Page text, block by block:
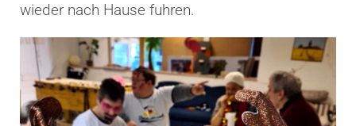
wieder nach Hause fuhren.